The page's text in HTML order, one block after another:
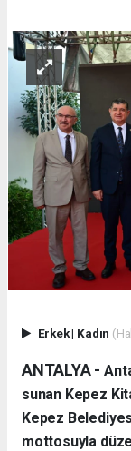
Erkek| Kadın
ANTALYA -
sunan Kepez
Kepez
mottosuyla